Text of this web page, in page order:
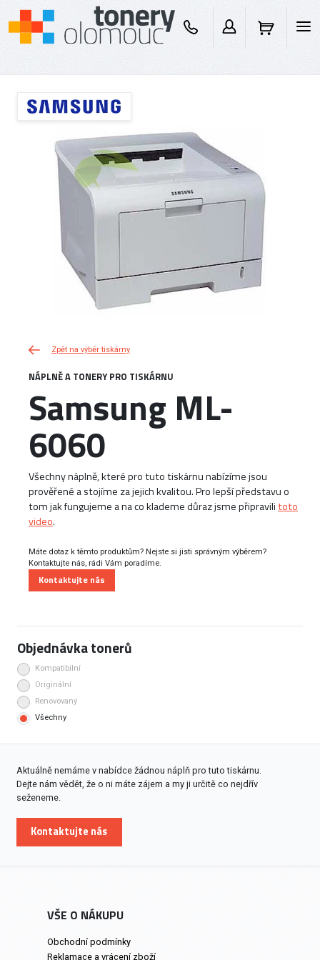
Zpět na výběr tiskárny
NÁPLNĚ A TONERY PRO TISKÁRNU
Samsung ML-
6060
Všechny náplně, které pro tuto tiskárnu nabízíme jsou
prověřené a stojíme za jejich kvalitou. Pro lepší představu o
tom jak fungujeme a na co klademe důraz jsme připravilitoto
video.
Máte dotaz k těmto produktům? Nejste si jisti správným výběrem?
Kontaktujte nás, rádi Vám poradíme.
Kontaktujte nás
Objednávka tonerů
Kompatibilní
Originální
Renovovaný
Všechny
Aktuálně nemáme v nabídce žádnou náplň pro tuto tiskárnu.
Dejte nám vědět, že o ni máte zájem a my ji určitě co nejdřív
seženeme.
Kontaktujte nás
VŠE O NÁKUPU
Obchodní podmínky
Reklamace a vrácení zboží